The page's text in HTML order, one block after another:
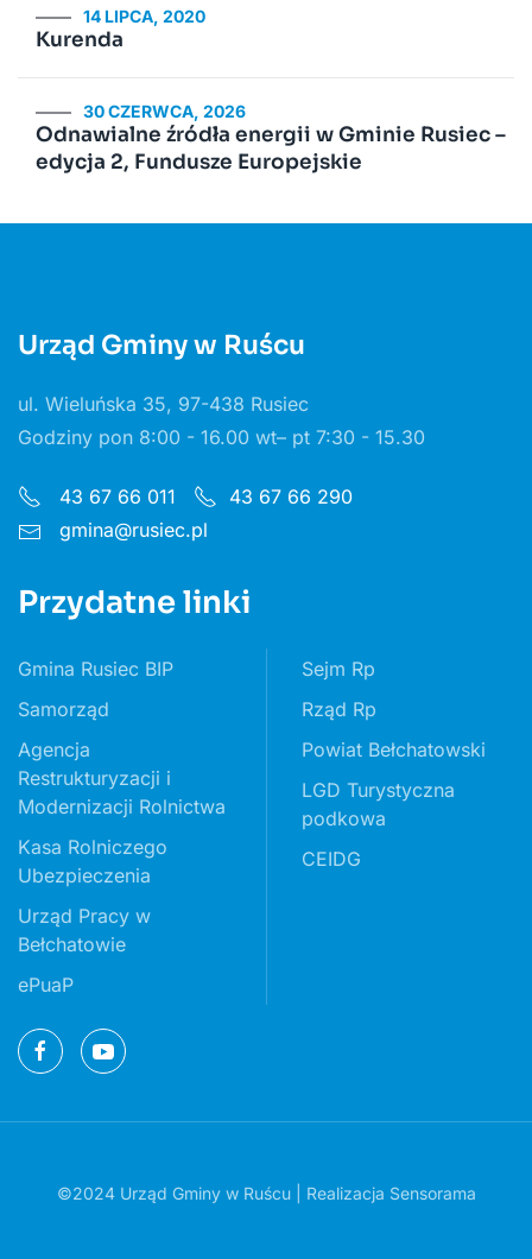
14 LIPCA, 2020
Kurenda
30 CZERWCA, 2026
Odnawialne źródła energii w Gminie Rusiec –
edycja 2, Fundusze Europejskie
Urząd Gminy w Ruścu
ul. Wieluńska 35, 97-438 Rusiec
Godziny pon 8:00 - 16.00 wt– pt 7:30 - 15.30
43 67 66 011
43 67 66 290
gmina@rusiec.pl
Przydatne linki
Gmina Rusiec BIP
Samorząd
Agencja
Restrukturyzacji i
Modernizacji Rolnictwa
Kasa Rolniczego
Ubezpieczenia
Urząd Pracy w
Bełchatowie
ePuaP
Sejm Rp
Rząd Rp
Powiat Bełchatowski
LGD Turystyczna
podkowa
CEIDG
©2024 Urząd Gminy w Ruścu | Realizacja Sensorama